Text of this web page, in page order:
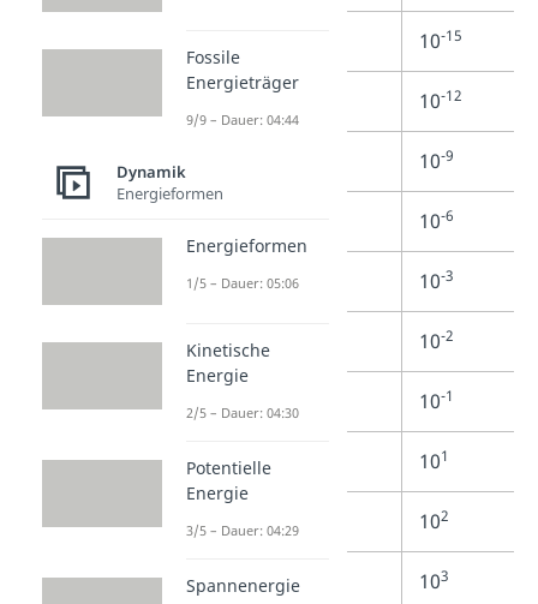
10-15
pico 10-12
10-9
10-6
milli 10-3
zenti 10-2
10-1
deka 101
hekto 102
kilo 103
Fossile
Energieträger
9/9 – Dauer: 04:44
Dynamik
Energieformen
Energieformen
1/5 – Dauer: 05:06
Kinetische
Energie
2/5 – Dauer: 04:30
Potentielle
Energie
3/5 – Dauer: 04:29
Spannenergie